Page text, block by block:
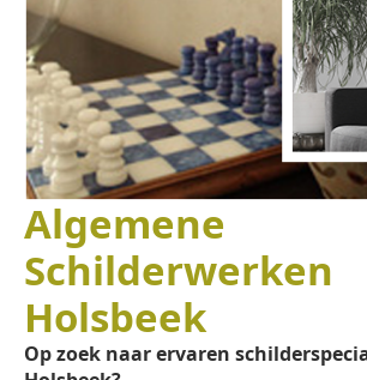
Algemene
Schilderwerken
Holsbeek
Op zoek naar ervaren